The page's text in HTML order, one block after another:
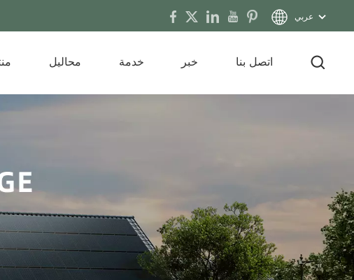
عربي
محاليل خدمة خبر اتصل بنا